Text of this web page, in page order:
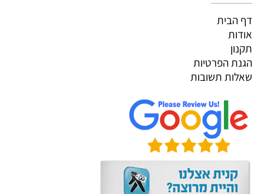
דף הבית
אודות
תקנון
הגנת הפרטיות
שאלות תשובות